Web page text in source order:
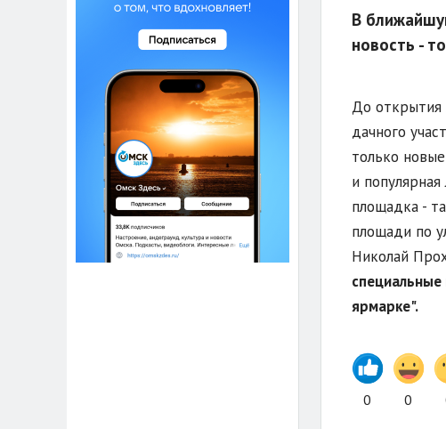
В
новость -
До открытия
дачного
только
и
площадка -
площади по
Николай
ярмарке".
0 0